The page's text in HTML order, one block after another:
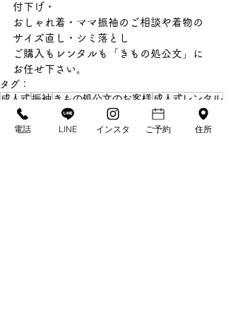
付下げ・
おしゃれ着・ママ振袖のご相談や着物の
サイズ直し・シミ落とし
ご購入もレンタルも「きもの処公文」に
お任せ下さい。
タグ：
成人式振袖 きもの処公文のお客様 成人式レンタル
茶色振袖
個性派振袖
ダークブラウン振袖
焦げ茶振袖
振袖茶色
電話 LINE インスタ ご予約 住所